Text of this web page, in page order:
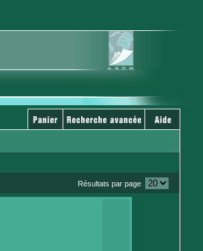
Résultats par page